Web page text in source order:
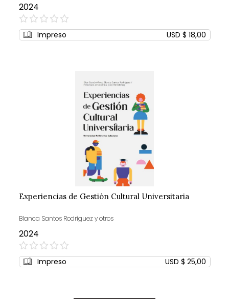
2024
0%
Impreso USD $ 18,00
Experiencias de Gestión Cultural Universitaria
Blanca Santos Rodríguez y otros
2024
0%
Impreso USD $ 25,00